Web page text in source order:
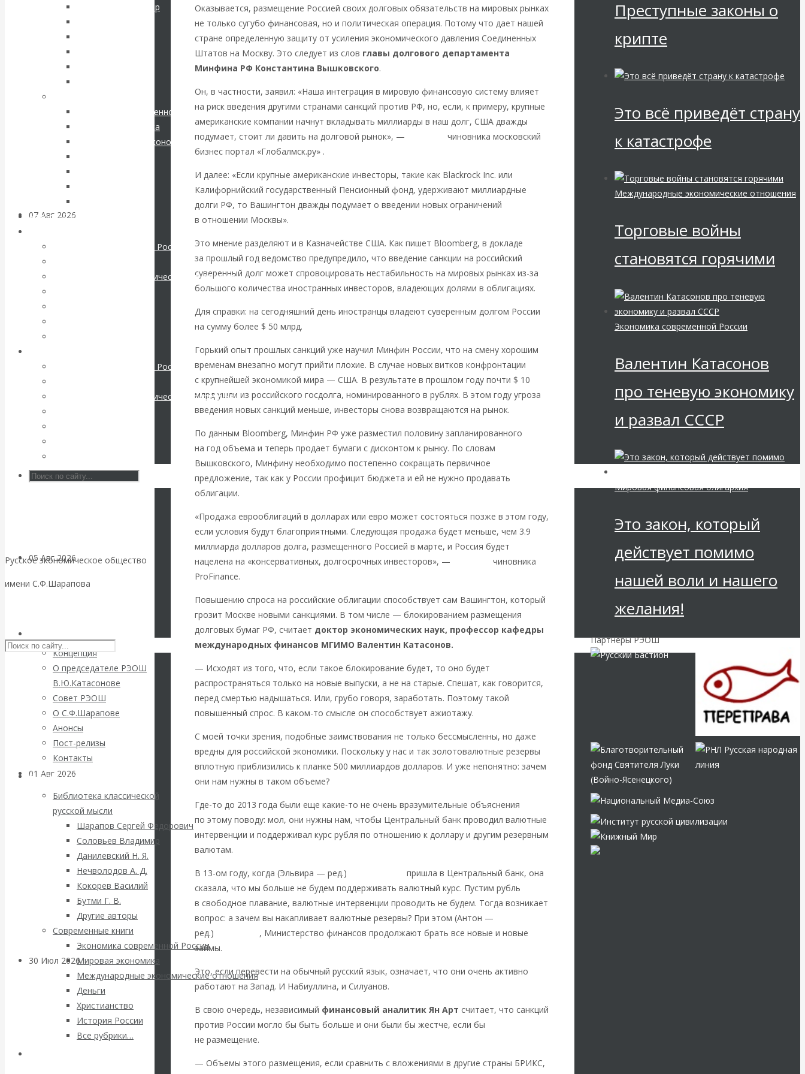
Соловьев Владимир
Экономика современной России
Мировая экономика
Международные экономические отношения
Авторы РЭОШ
Экономика современной России
Международные экономические отношения
Экономика современной России
Международные экономические отношения
Русское экономическое общество
имени С.Ф.Шарапова
Концепция
О председателе РЭОШ
В.Ю.Катасонове
Совет РЭОШ
О С.Ф.Шарапове
Анонсы
Пост-релизы
Контакты
Библиотека
Библиотека классической
русской мысли
Шарапов Сергей Федорович
Соловьев Владимир
Данилевский Н. Я.
Нечволодов А. Д.
Кокорев Василий
Бутми Г. В.
Другие авторы
Современные книги
Экономика современной России
Мировая экономика
Международные экономические отношения
Деньги
Христианство
История России
Все рубрики…
кризис в России.
Проедаем
основной
капитал, но
строим
грандиозные
планы
07 Авг 2026
ВАлентин
КАтасонов. К
112-летию
мировой войны:
вместо победы
Россия
получила
05 Авг 2026Деньги
Валентин
раз на тему
блокировки
банковских
счетов
01 Авг 2026
ВАлентин
Катасонов.
Саммит НАТО в
Турции: Drang
nach Osten
30 Июл 2026Банки
Валентин
Катасонов. Кто
Оказывается, размещение Россией своих долговых обязательств на мировых рынках
не только сугубо финансовая, но и политическая операция. Потому что дает нашей
стране определенную защиту от усиления экономического давления Соединенных
Штатов на Москву. Это следует из слов главы долгового департамента
Минфина РФ Константина Вышковского.
Он, в частности, заявил: «Наша интеграция в мировую финансовую систему влияет
на риск введения другими странами санкций против РФ, но, если, к примеру, крупные
американские компании начнут вкладывать миллиарды в наш долг, США дважды
подумает, стоит ли давить на долговой рынок», —
чиновника московский
бизнес портал «Глобалмск.ру» .
И далее: «Если крупные американские инвесторы, такие как Blackrock Inc. или
Калифорнийский государственный Пенсионный фонд, удерживают миллиардные
долги РФ, то Вашингтон дважды подумает о введении новых ограничений
в отношении Москвы».
Это мнение разделяют и в Казначействе США. Как пишет Bloomberg, в докладе
за прошлый год ведомство предупредило, что введение санкции на российский
суверенный долг может спровоцировать нестабильность на мировых рынках из-за
большого количества иностранных инвесторов, владеющих долями в облигациях.
Для справки: на сегодняшний день иностранцы владеют суверенным долгом России
на сумму более $ 50 млрд.
Горький опыт прошлых санкций уже научил Минфин России, что на смену хорошим
временам внезапно могут прийти плохие. В случае новых витков конфронтации
с крупнейшей экономикой мира — США. В результате в прошлом году почти $ 10
млрд ушли из российского госдолга, номинированного в рублях. В этом году угроза
введения новых санкций меньше, инвесторы снова возвращаются на рынок.
По данным Bloomberg, Минфин РФ уже разместил половину запланированного
на год объема и теперь продает бумаги с дисконтом к рынку. По словам
Вышковского, Минфину необходимо постепенно сокращать первичное
предложение, так как у России профицит бюджета и ей не нужно продавать
облигации.
«Продажа еврооблигаций в долларах или евро может состояться позже в этом году,
если условия будут благоприятными. Следующая продажа будет меньше, чем 3.9
миллиарда долларов долга, размещенного Россией в марте, и Россия будет
нацелена на «консервативных, долгосрочных инвесторов», —
чиновника
ProFinance.
Повышению спроса на российские облигации способствует сам Вашингтон, который
грозит Москве новыми санкциями. В том числе — блокированием размещения
долговых бумаг РФ, считает доктор экономических наук, профессор кафедры
международных финансов МГИМО Валентин Катасонов.
— Исходят из того, что, если такое блокирование будет, то оно будет
распространяться только на новые выпуски, а не на старые. Спешат, как говорится,
перед смертью надышаться. Или, грубо говоря, заработать. Поэтому такой
повышенный спрос. В каком-то смысле он способствует ажиотажу.
С моей точки зрения, подобные заимствования не только бессмысленны, но даже
вредны для российской экономики. Поскольку у нас и так золотовалютные резервы
вплотную приблизились к планке 500 миллиардов долларов. И уже непонятно: зачем
они нам нужны в таком объеме?
Где-то до 2013 года были еще какие-то не очень вразумительные объяснения
по этому поводу: мол, они нужны нам, чтобы Центральный банк проводил валютные
интервенции и поддерживал курс рубля по отношению к доллару и другим резервным
валютам.
В 13-ом году, когда (Эльвира — ред.)
пришла в Центральный банк, она
сказала, что мы больше не будем поддерживать валютный курс. Пустим рубль
в свободное плавание, валютные интервенции проводить не будем. Тогда возникает
вопрос: а зачем вы накапливает валютные резервы? При этом (Антон —
ред.)
, Министерство финансов продолжают брать все новые и новые
займы.
Это, если перевести на обычный русский язык, означает, что они очень активно
работают на Запад. И Набиуллина, и Силуанов.
В свою очередь, независимый финансовый аналитик Ян Арт считает, что санкций
против России могло бы быть больше и они были бы жестче, если бы
не размещение.
— Объемы этого размещения, если сравнить с вложениями в другие страны БРИКС,
Преступные законы о
крипте
Это всё приведёт страну
к катастрофе
Международные экономические отношения
Торговые войны
становятся горячими
Экономика современной России
Валентин Катасонов
про теневую экономику
и развал СССР
Мировая финансовая олигархия
Это закон, который
действует помимо
нашей воли и нашего
желания!
Партнёры РЭОШ